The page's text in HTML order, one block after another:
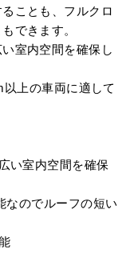
ことも、フルクロ
できます。
室内空間を確保し
上の車両に適して
い室内空間を確保
なのでルーフの短い